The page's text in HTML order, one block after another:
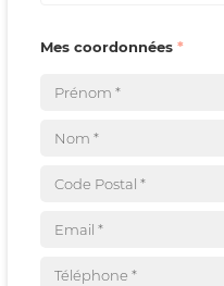
Mes coordonnées